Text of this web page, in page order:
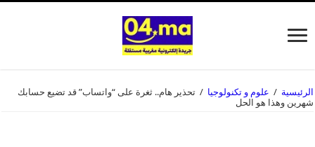
الرئيسية / علوم و تكنولوجيا / تحذير هام.. ثغرة على “واتساب” قد تضيع حسابك
شهرين وهذا هو الحل